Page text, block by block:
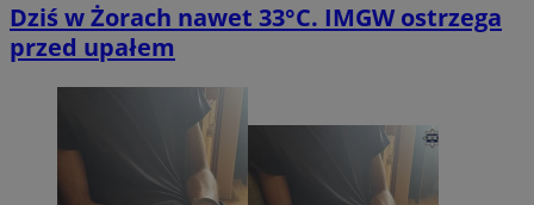
Dziś w Żorach nawet 33°C. IMGW ostrzega
przed upałem